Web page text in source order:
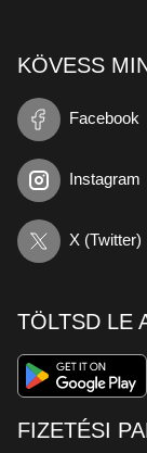
KÖVESS
Facebook
Instagram
X (Twitter)
TÖLTSD LE
FIZETÉSI